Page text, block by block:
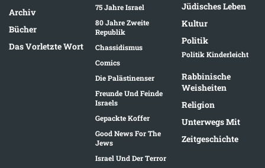
Archiv
Bücher
Das Vorletzte Wort
75 Jahre Israel
80 Jahre Zweite
Republik
Chassidismus
Comics
Die Palästinenser
Freunde Und Feinde
Israels
Gepackte Koffer
Good News For The
Jews
Israel Und Der Terror
Jüdisches Leben
Kultur
Politik
Politik Kinderleicht
Rabbinische
Weisheiten
Religion
Unterwegs Mit
Zeitgeschichte